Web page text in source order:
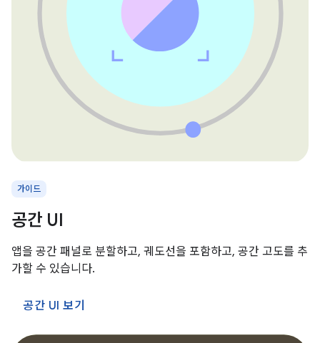
가이드
공간 UI
앱을 공간 패널로 분할하고, 궤도선을 포함하고, 공간 고도를 추
가할 수 있습니다.
공간 UI 보기